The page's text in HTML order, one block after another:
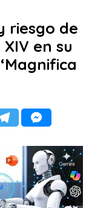
riesgo de
en su